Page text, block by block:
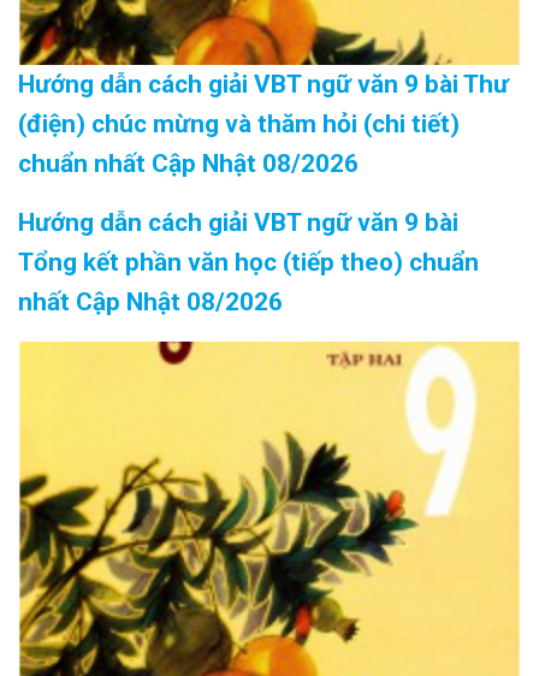
Hướng dẫn cách giải VBT ngữ văn 9 bài Thư
(điện) chúc mừng và thăm hỏi (chi tiết)
chuẩn nhất Cập Nhật 08/2026
Hướng dẫn cách giải VBT ngữ văn 9 bài
Tổng kết phần văn học (tiếp theo) chuẩn
nhất Cập Nhật 08/2026